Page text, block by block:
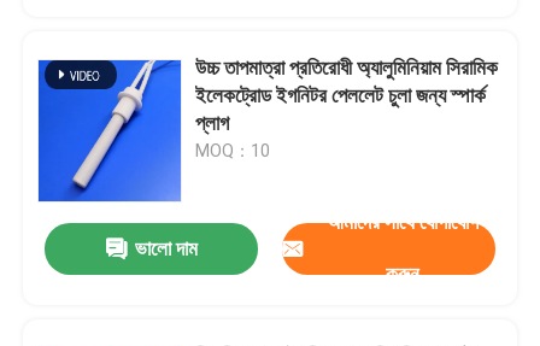
ভিআর শো
আমাদের সম্পর্কে
উচ্চ তাপমাত্রা প্রতিরোধী অ্যালুমিনিয়াম সিরামিক
ইলেকট্রোড ইগনিটর পেললেট চুলা জন্য স্পার্ক
প্লাগ
MOQ：10
ভালো দাম
আমাদের সাথে যোগাযোগ
করুন